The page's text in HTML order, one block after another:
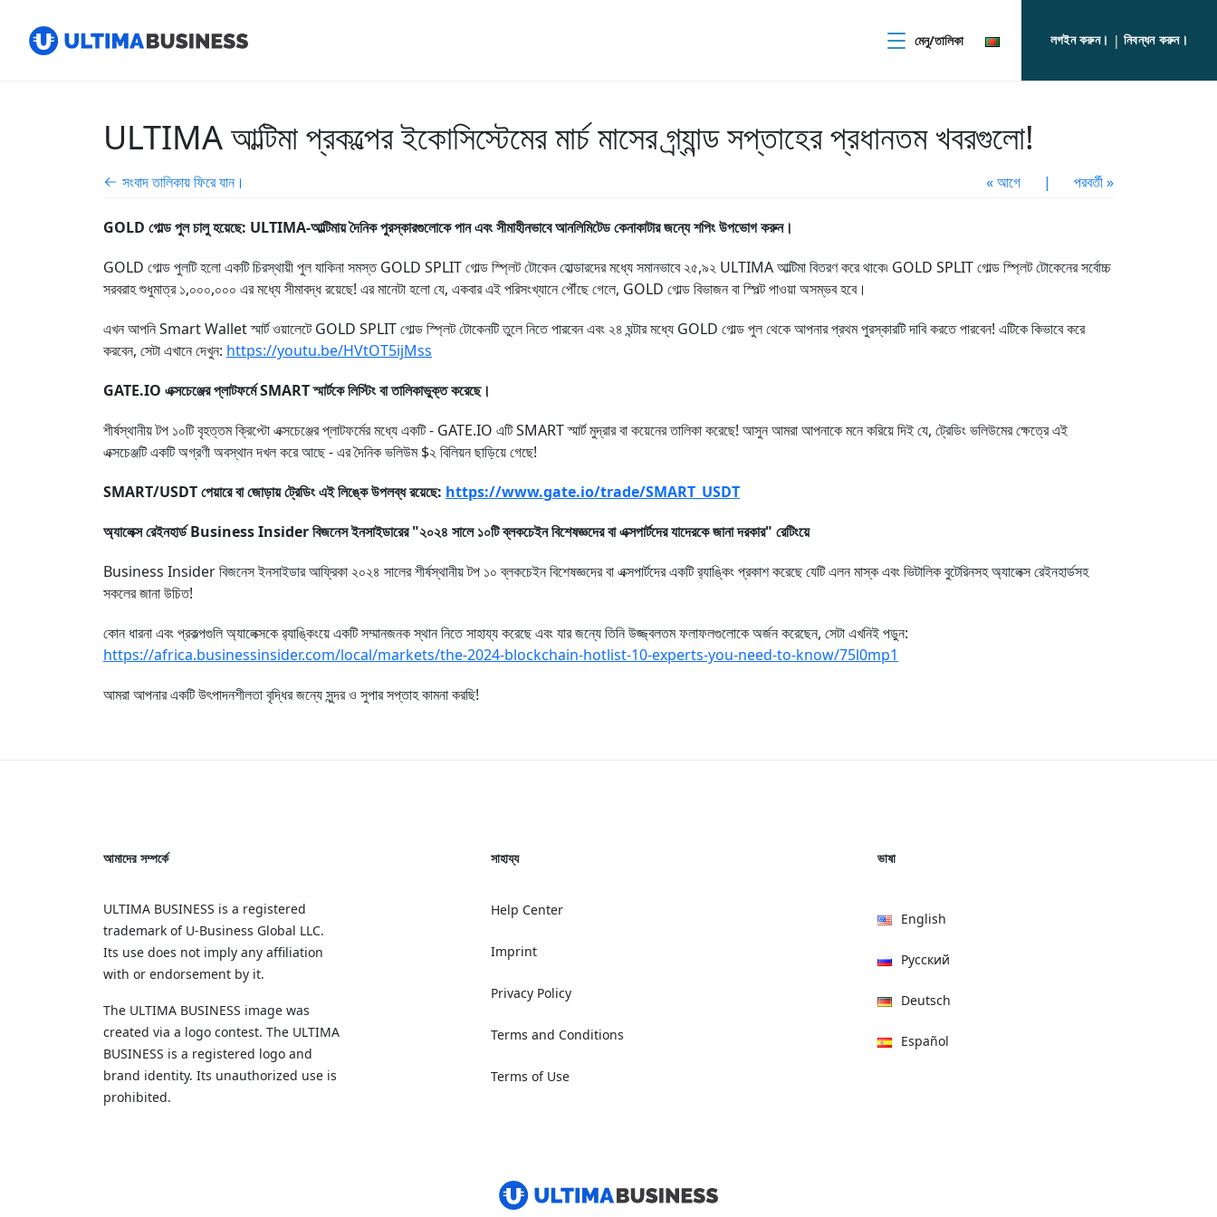
মেনু/তালিকা লগইন করুন। |নিবন্ধন করুন।
ULTIMA আল্টিমা প্রকল্পের ইকোসিস্টেমের মার্চ মাসের গ্র্যান্ড সপ্তাহের প্রধানতম খবরগুলো!
সংবাদ তালিকায় ফিরে যান। « আগে | পরবর্তী »
GOLD গোল্ড পুল চালু হয়েছে: ULTIMA-আল্টিমায় দৈনিক পুরস্কারগুলোকে পান এবং সীমাহীনভাবে আনলিমিটেড কেনাকাটার জন্যে শপিং উপভোগ করুন।
GOLD গোল্ড পুলটি হলো একটি চিরস্থায়ী পুল যাকিনা সমস্ত GOLD SPLIT গোল্ড স্প্লিট টোকেন হোল্ডারদের মধ্যে সমানভাবে ২৫,৯২ ULTIMA আল্টিমা বিতরণ করে থাকে৷ GOLD SPLIT গোল্ড স্প্লিট টোকেনের সর্বোচ্চ
সরবরাহ শুধুমাত্র ১,০০০,০০০ এর মধ্যে সীমাবদ্ধ রয়েছে! এর মানেটা হলো যে, একবার এই পরিসংখ্যানে পৌঁছে গেলে, GOLD গোল্ড বিভাজন বা স্পিল্ট পাওয়া অসম্ভব হবে।
এখন আপনি Smart Wallet স্মার্ট ওয়ালেটে GOLD SPLIT গোল্ড স্প্লিট টোকেনটি তুলে নিতে পারবেন এবং ২৪ ঘন্টার মধ্যে GOLD গোল্ড পুল থেকে আপনার প্রথম পুরস্কারটি দাবি করতে পারবেন! এটিকে কিভাবে করে
করবেন, সেটা এখানে দেখুন: https://youtu.be/HVtOT5ijMss
GATE.IO এক্সচেঞ্জের প্লাটফর্মে SMART স্মার্টকে লিস্টিং বা তালিকাভুক্ত করেছে।
শীর্ষস্থানীয় টপ ১০টি বৃহত্তম ক্রিপ্টো এক্সচেঞ্জের প্লাটফর্মের মধ্যে একটি - GATE.IO এটি SMART স্মার্ট মুদ্রার বা কয়েনের তালিকা করেছে! আসুন আমরা আপনাকে মনে করিয়ে দিই যে, ট্রেডিং ভলিউমের ক্ষেত্রে এই
এক্সচেঞ্জটি একটি অগ্রণী অবস্থান দখল করে আছে - এর দৈনিক ভলিউম $২ বিলিয়ন ছাড়িয়ে গেছে!
SMART/USDT পেয়ারে বা জোড়ায় ট্রেডিং এই লিঙ্কে উপলব্ধ রয়েছে: https://www.gate.io/trade/SMART_USDT
অ্যালেক্স রেইনহার্ড Business Insider বিজনেস ইনসাইডারের "২০২৪ সালে ১০টি ব্লকচেইন বিশেষজ্ঞদের বা এক্সপার্টদের যাদেরকে জানা দরকার" রেটিংয়ে
Business Insider বিজনেস ইনসাইডার আফ্রিকা ২০২৪ সালের শীর্ষস্থানীয় টপ ১০ ব্লকচেইন বিশেষজ্ঞদের বা এক্সপার্টদের একটি র‌্যাঙ্কিং প্রকাশ করেছে যেটি এলন মাস্ক এবং ভিটালিক বুটেরিনসহ অ্যালেক্স রেইনহার্ডসহ
সকলের জানা উচিত!
কোন ধারনা এবং প্রকল্পগুলি অ্যালেক্সকে র‌্যাঙ্কিংয়ে একটি সম্মানজনক স্থান নিতে সাহায্য করেছে এবং যার জন্যে তিনি উজ্জ্বলতম ফলাফলগুলোকে অর্জন করেছেন, সেটা এখনিই পড়ুন:
https://africa.businessinsider.com/local/markets/the-2024-blockchain-hotlist-10-experts-you-need-to-know/75l0mp1
আমরা আপনার একটি উৎপাদনশীলতা বৃদ্ধির জন্যে সুন্দর ও সুপার সপ্তাহ কামনা করছি!
আমাদের সম্পর্কে
ULTIMA BUSINESS is a registered
trademark of U‑Business Global LLC.
Its use does not imply any affiliation
with or endorsement by it.
The ULTIMA BUSINESS image was
created via a logo contest. The ULTIMA
BUSINESS is a registered logo and
brand identity. Its unauthorized use is
prohibited.
সাহায্য
Help Center
Imprint
Privacy Policy
Terms and Conditions
Terms of Use
ভাষা
English
Русский
Deutsch
Español